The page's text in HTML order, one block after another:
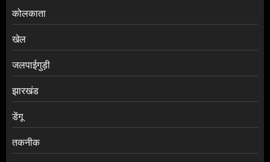
कोलकाता
खेल
जलपाईगुड़ी
झारखंड
डेंगू
तकनीक